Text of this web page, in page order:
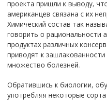
проекта пришли к выводу,
американцев связана с их
Химический состав так
говорить о рациональности
продуктах различных
приводят к
множество болезней.
Обратившись к биологии,
употребляя некоторые